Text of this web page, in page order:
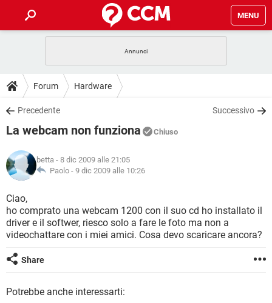
MENU
INTRATTENIMENTO
iOS
INSTAGRAM WHATSAPP
TIKTOK
HARDWARE
GUIDE
COVID-19
INSTAGRAM
TIKTOK
HARDWARE
DOWNLOAD
COVID-19 GAMING
INTRATTENIMENTO
iOS
INSTAGRAM
TIKTOK FACEBOOK
HARDWARE
COVID-19
INTRATTENIMENTO
iOS
INSTAGRAM WHATSAPP
HARDWARE
GLOSSARIO
COVID-19
INTRATTENIMENTO ANDROID
iOS WINDOWS 10
INSTAGRAM
HARDWARE
Forum Hardware
Precedente Successivo
La webcam non funziona Chiuso
betta - 8 dic 2009 alle 21:05
Paolo - 9 dic 2009 alle 10:26
Ciao,
ho comprato una webcam 1200 con il suo cd ho installato il
driver e il softwer, riesco solo a fare le foto ma non a
videochattare con i miei amici. Cosa devo scaricare ancora?
Share
Potrebbe anche interessarti: